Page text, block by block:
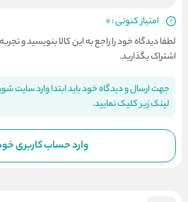
امتیاز کنونی : 0
لطفا دیدگاه خود را راجع به این کالا بنویسید و
اشتراک بگذارید.
جهت ارسال و دیدگاه خود باید ابتدا وارد سایت
لینک زیر کلیک نمایید.
وارد حساب کاربری